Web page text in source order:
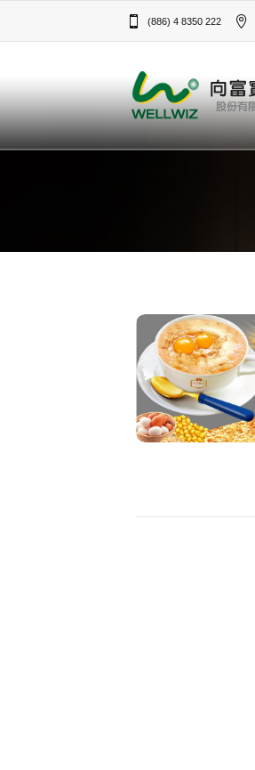
(886) 4 8350 222